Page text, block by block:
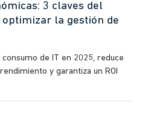
3 claves del
la gestión de
de IT en 2025, reduce
y garantiza un ROI